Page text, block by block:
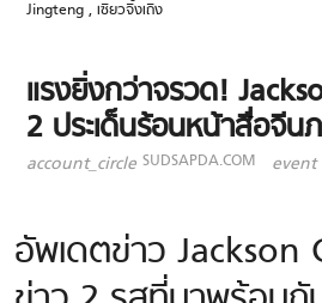
แรงยิ่งกว่าจรวด!
2 ประเด็นร้อนหน้าสื่อจีน
account_circle SUDSAPDA.COM event
อัพเดตข่าว Jackson